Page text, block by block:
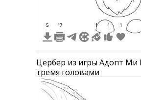
5 17 1 1 1
Цербер из игры Адопт Ми
тремя головами